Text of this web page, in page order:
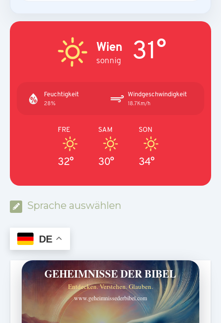
Wien
sonnig 31°
Feuchtigkeit
28%
Windgeschwindigkeit
18.7Km/h
FRE
32°
SAM
30°
SON
34°
Sprache auswählen
DE
GEHEIMNISSE DER BIBEL
Entdecken. Verstehen. Glauben.
www.geheimnissederbibel.com